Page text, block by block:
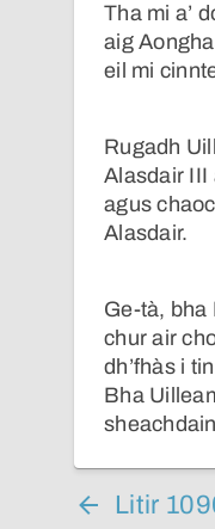
Tha mi a’
aig
eil mi
Rugadh
Alasdair III
agus
Alasdair.
Ge-tà, bha
chur air
dh’fhàs i
Bha
Litir